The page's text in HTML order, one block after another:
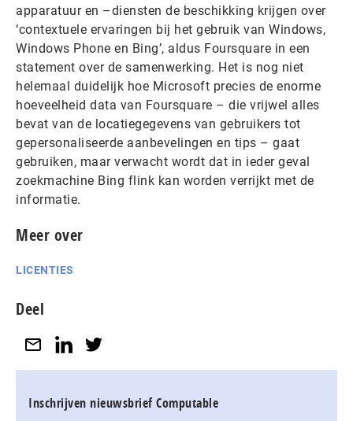
apparatuur en –diensten de beschikking krijgen over
‘contextuele ervaringen bij het gebruik van Windows,
Windows Phone en Bing’, aldus Foursquare in een
statement over de samenwerking. Het is nog niet
helemaal duidelijk hoe Microsoft precies de enorme
hoeveelheid data van Foursquare – die vrijwel alles
bevat van de locatiegegevens van gebruikers tot
gepersonaliseerde aanbevelingen en tips – gaat
gebruiken, maar verwacht wordt dat in ieder geval
zoekmachine Bing flink kan worden verrijkt met de
informatie.
Meer over
LICENTIES
Deel
Inschrijven nieuwsbrief Computable